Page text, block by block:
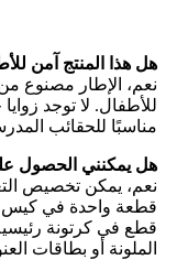
هل هذا المنتج آمن
للأطفال. لا توجد
مناسبًا للحقائب
هل يمكنني الحصول
نعم، يمكن تخصيص
قطعة واحدة في كيس
قطع في كرتونة
الملونة أو بطاقات